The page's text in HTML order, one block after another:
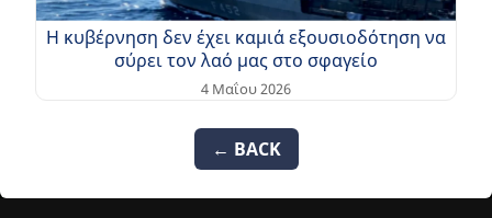
Η κυβέρνηση δεν έχει καμιά εξουσιοδότηση να
σύρει τον λαό μας στο σφαγείο
4 Μαΐου 2026
← BACK